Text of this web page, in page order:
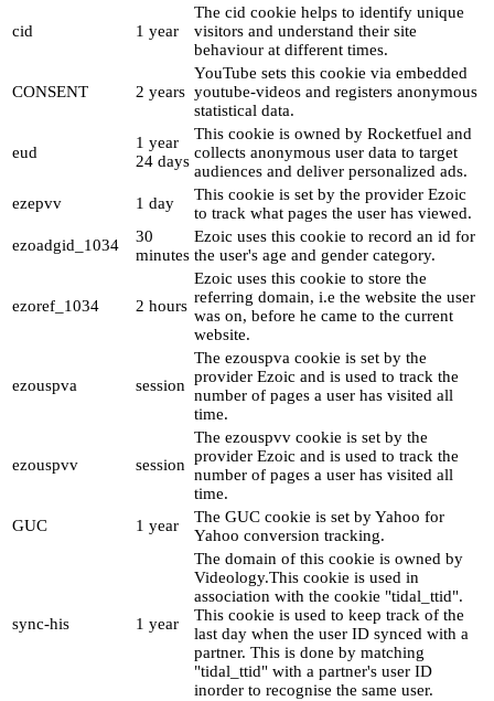
cid 1 year
The cid cookie helps to identify unique
visitors and understand their site
behaviour at different times.
CONSENT 2 years
YouTube sets this cookie via embedded
youtube-videos and registers anonymous
statistical data.
eud
1 year
24 days
This cookie is owned by Rocketfuel and
collects anonymous user data to target
audiences and deliver personalized ads.
ezepvv
1 day
This cookie is set by the provider Ezoic
to track what pages the user has viewed.
ezoadgid_1034
30
minutes
Ezoic uses this cookie to record an id for
the user's age and gender category.
ezoref_1034 2 hours
Ezoic uses this cookie to store the
referring domain, i.e the website the user
was on, before he came to the current
website.
ezouspva session
The ezouspva cookie is set by the
provider Ezoic and is used to track the
number of pages a user has visited all
time.
ezouspvv session
The ezouspvv cookie is set by the
provider Ezoic and is used to track the
number of pages a user has visited all
time.
GUC
1 year
The GUC cookie is set by Yahoo for
Yahoo conversion tracking.
sync-his 1 year
The domain of this cookie is owned by
Videology.This cookie is used in
association with the cookie "tidal_ttid".
This cookie is used to keep track of the
last day when the user ID synced with a
partner. This is done by matching
"tidal_ttid" with a partner's user ID
inorder to recognise the same user.